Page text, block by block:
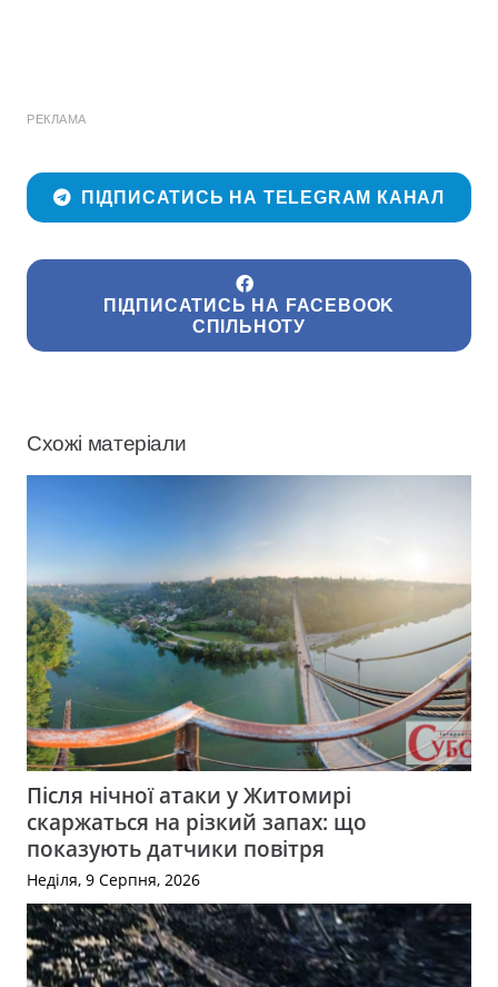
РЕКЛАМА
ПІДПИСАТИСЬ НА TELEGRAM КАНАЛ
ПІДПИСАТИСЬ НА FACEBOOK
СПІЛЬНОТУ
Схожі матеріали
Після нічної атаки у Житомирі
скаржаться на різкий запах: що
показують датчики повітря
Неділя, 9 Серпня, 2026